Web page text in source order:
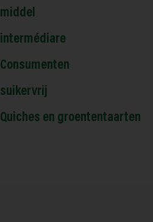
middel
intermédiare
Consumenten
suikervrij
Quiches en groententaarten